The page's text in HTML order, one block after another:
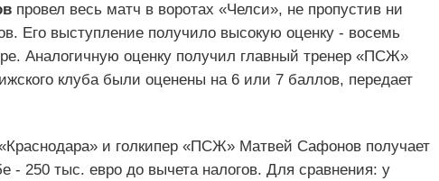
провел весь матч в воротах «Челси», не пропустив ни
Его выступление получило высокую оценку - восемь
Аналогичную оценку получил главный тренер «ПСЖ»
клуба были оценены на 6 или 7 баллов, передает
и голкипер «ПСЖ» Матвей Сафонов получает
- 250 тыс. евро до вычета налогов. Для сравнения: у